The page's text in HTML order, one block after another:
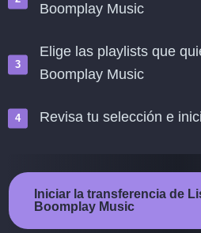
Boomplay Music
Elige las playlists que
Boomplay Music
Revisa tu selección e
Iniciar la transferencia de
Boomplay Music